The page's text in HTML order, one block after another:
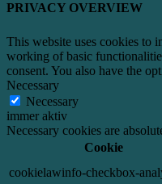
PRIVACY OVERVIEW
This website uses cookies to
working of basic
consent. You also have the
Necessary
Necessary
immer aktiv
Necessary cookies are
Cookie
cookielawinfo-checkbox-